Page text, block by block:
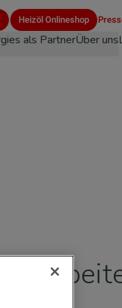
als PartnerÜber uns
Heizöl Onlineshop